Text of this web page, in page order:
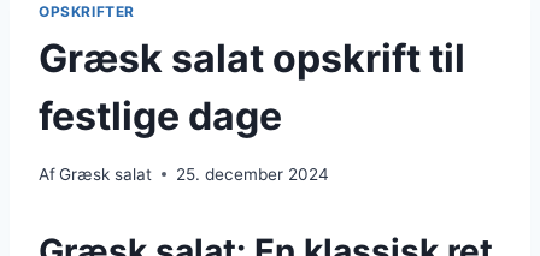
OPSKRIFTER
Græsk salat opskrift til
festlige dage
AfGræsk salat 25. december 2024